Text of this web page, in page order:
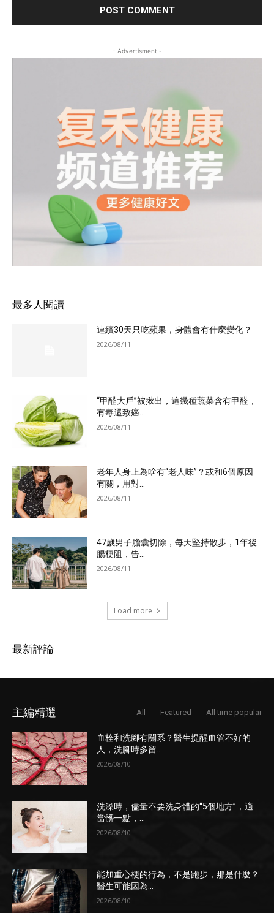
- Advertisment -
最多人閱讀
連續30天只吃蘋果，身體會有什麼變化？
2026/08/11
“甲醛大戶”被揪出，這幾種蔬菜含有甲醛，
有毒還致癌...
2026/08/11
老年人身上為啥有“老人味”？或和6個原因
有關，用對...
2026/08/11
47歲男子膽囊切除，每天堅持散步，1年後
腸梗阻，告...
2026/08/11
Load more
最新評論
主編精選 All Featured All time popular
血栓和洗腳有關系？醫生提醒血管不好的
人，洗腳時多留...
2026/08/10
洗澡時，儘量不要洗身體的“5個地方”，適
當髒一點，...
2026/08/10
能加重心梗的行為，不是跑步，那是什麼？
醫生可能因為...
2026/08/10